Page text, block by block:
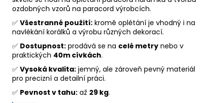
ozdobných vzorů na paracord výrobcích.
✅ Všestranné použití: kromě oplétání je vhodný i na
navlékání korálků a výrobu různých dekorací.
✅ Dostupnost: prodává se na celé metry nebo v
praktických 40m cívkách.
✅ Vysoká kvalita: jemný, ale zároveň pevný materiál
pro precizní a detailní práci.
✅ Pevnost v tahu: až 29 kg.